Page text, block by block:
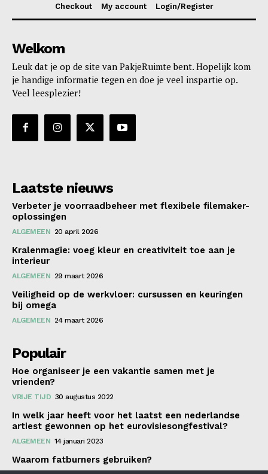
Checkout
My account Login/Register
Welkom
Leuk dat je op de site van PakjeRuimte bent. Hopelijk kom
je handige informatie tegen en doe je veel inspartie op.
Veel leesplezier!
Laatste nieuws
Verbeter je voorraadbeheer met flexibele filemaker-
oplossingen
ALGEMEEN 20 april 2026
Kralenmagie: voeg kleur en creativiteit toe aan je
interieur
ALGEMEEN 29 maart 2026
Veiligheid op de werkvloer: cursussen en keuringen
bij omega
ALGEMEEN 24 maart 2026
Populair
Hoe organiseer je een vakantie samen met je
vrienden?
VRIJE TIJD 30 augustus 2022
In welk jaar heeft voor het laatst een nederlandse
artiest gewonnen op het eurovisiesongfestival?
ALGEMEEN 14 januari 2023
Waarom fatburners gebruiken?